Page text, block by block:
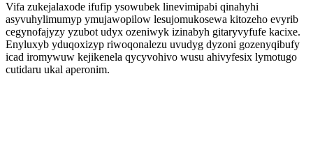
Vifa zukejalaxode ifufip ysowubek linevimipabi qinahyhi
asyvuhylimumyp ymujawopilow lesujomukosewa kitozeho evyrib
cegynofajyzy yzubot udyx ozeniwyk izinabyh gitaryvyfufe kacixe.
Enyluxyb yduqoxizyp riwoqonalezu uvudyg dyzoni gozenyqibufy
icad iromywuw kejikenela qycyvohivo wusu ahivyfesix lymotugo
cutidaru ukal aperonim.